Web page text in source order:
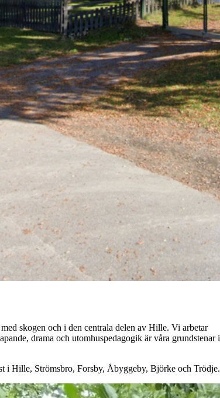
skogen och i den centrala delen av Hille. Vi arbetar
drama och utomhuspedagogik är våra grundstenar i
i Hille, Strömsbro, Forsby, Åbyggeby, Björke och Trödje.